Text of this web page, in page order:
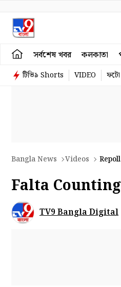
সর্বশেষ খবর কলকাতা
টিভি৯ Shorts VIDEO ফটো
Bangla News Videos
Falta Counting:
TV9 Bangla Digital